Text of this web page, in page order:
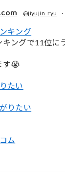
@jiyujin_ryu ·
キング
ングで11位に
す😭
たい
りたい
ム